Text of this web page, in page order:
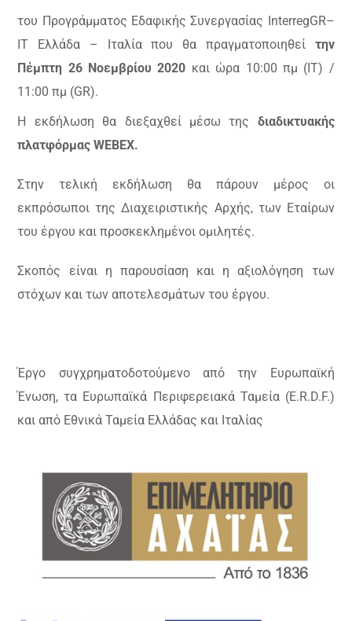
του Προγράμματος Εδαφικής Συνεργασίας
InterregGR–
IT Ελλάδα – Ιταλία που θα πραγματοποιηθεί την
Πέμπτη 26 Νοεμβρίου 2020 και ώρα 10:00 πμ (ΙΤ) /
11:00 πμ (GR).
Η εκδήλωση θα διεξαχθεί μέσω της διαδικτυακής
πλατφόρμαςWEBEX.
Στην τελική εκδήλωση θα πάρουν μέρος οι
εκπρόσωποι της Διαχειριστικής Αρχής, των Εταίρων
του έργου και προσκεκλημένοι ομιλητές.
Σκοπός είναι η παρουσίαση και η αξιολόγηση των
στόχων και των αποτελεσμάτων του έργου.
Έργο συγχρηματοδοτούμενο από την Ευρωπαϊκή
Ένωση, τα Ευρωπαϊκά Περιφερειακά Ταμεία (E.R.D.F.)
και από Εθνικά Ταμεία Ελλάδας και Ιταλίας